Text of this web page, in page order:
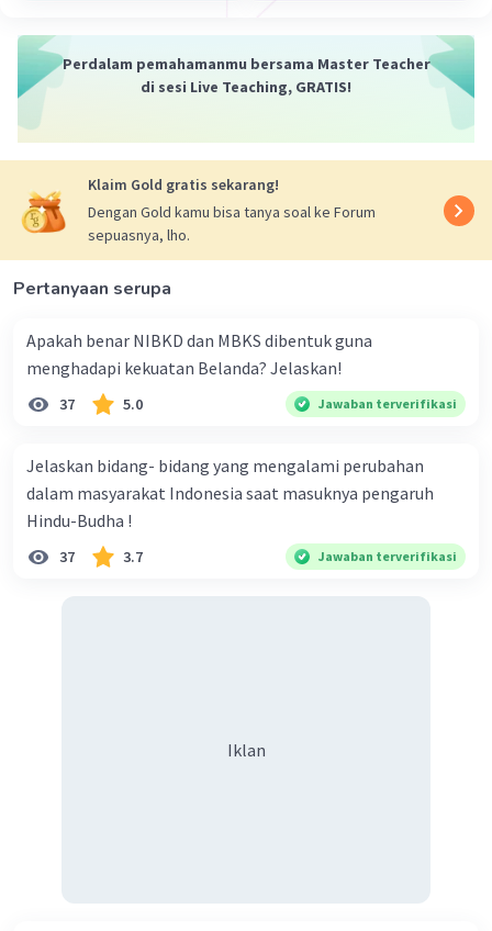
Perdalam pemahamanmu bersama Master Teacher
di sesi Live Teaching, GRATIS!
Klaim Gold gratis sekarang!
Dengan Gold kamu bisa tanya soal ke Forum
sepuasnya, lho.
Pertanyaan serupa
Apakah benar NIBKD dan MBKS dibentuk guna
menghadapi kekuatan Belanda? Jelaskan!
37 5.0 Jawaban terverifikasi
Jelaskan bidang- bidang yang mengalami perubahan
dalam masyarakat Indonesia saat masuknya pengaruh
Hindu-Budha !
37 3.7 Jawaban terverifikasi
Iklan